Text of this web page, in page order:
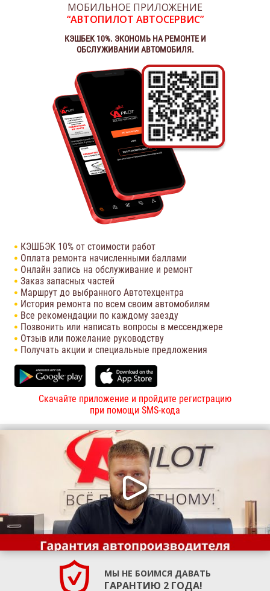
МОБИЛЬНОЕ ПРИЛОЖЕНИЕ
“АВТОПИЛОТ АВТОСЕРВИС”
КЭШБЕК 10%. ЭКОНОМЬ НА РЕМОНТЕ И
ОБСЛУЖИВАНИИ АВТОМОБИЛЯ.
КЭШБЭК 10% от стоимости работ
Оплата ремонта начисленными баллами
Онлайн запись на обслуживание и ремонт
Заказ запасных частей
Маршрут до выбранного Автотехцентра
История ремонта по всем своим автомобилям
Все рекомендации по каждому заезду
Позвонить или написать вопросы в мессенджере
Отзыв или пожелание руководству
Получать акции и специальные предложения
Скачайте приложение и пройдите регистрацию
при помощи SMS-кода
МЫ НЕ БОИМСЯ ДАВАТЬ
ГАРАНТИЮ 2 ГОДА!